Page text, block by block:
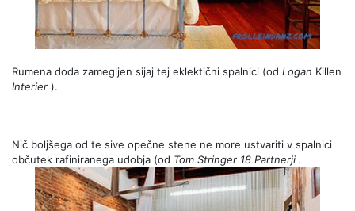
Rumena doda zamegljen sijaj tej eklektični spalnici (od Logan Killen
Interier ).
Nič boljšega od te sive opečne stene ne more ustvariti v spalnici
občutek rafiniranega udobja (od Tom Stringer 18 Partnerji .